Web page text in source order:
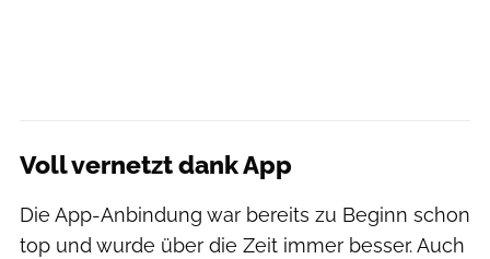
Voll vernetzt dank App
Die App-Anbindung war bereits zu Beginn schon
top und wurde über die Zeit immer besser. Auch